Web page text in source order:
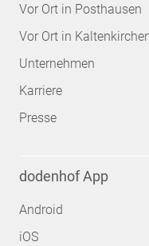
Vor Ort in Posthausen
Vor Ort in
Unternehmen
Karriere
Presse
dodenhof App
Android
iOS